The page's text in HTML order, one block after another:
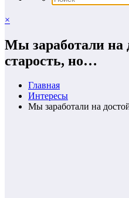
×
Мы заработали на
старость, но…
Главная
Интересы
Мы заработали на